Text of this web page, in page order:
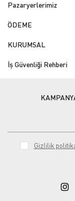
Pazaryerlerimiz
ÖDEME
KURUMSAL
İş Güvenliği Rehberi
Gizlilik